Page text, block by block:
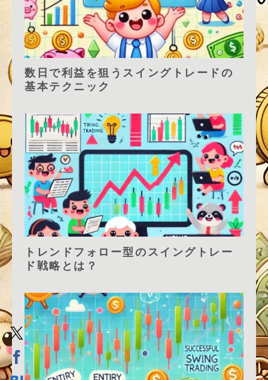
数日で利益を狙うスイングトレードの
基本テクニック
トレンドフォロー型のスイングトレー
ド戦略とは？